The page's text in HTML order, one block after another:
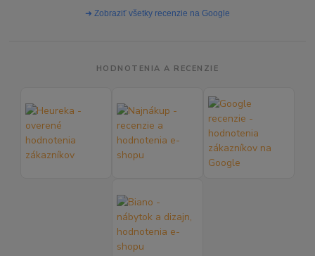
➜ Zobraziť všetky recenzie na Google
HODNOTENIA A RECENZIE